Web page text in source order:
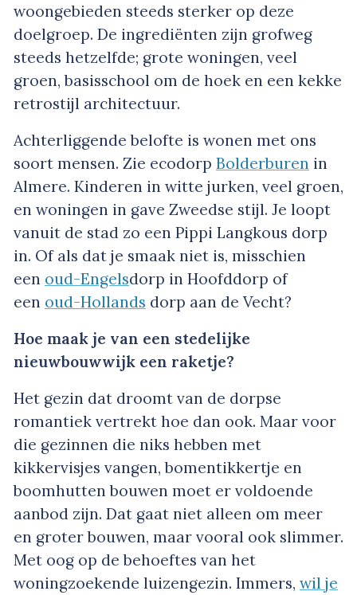
woongebieden steeds sterker op deze
doelgroep. De ingrediënten zijn grofweg
steeds hetzelfde; grote woningen, veel
groen, basisschool om de hoek en een kekke
retrostijl architectuur.
Achterliggende belofte is wonen met ons
soort mensen. Zie ecodorp Bolderburen in
Almere. Kinderen in witte jurken, veel groen,
en woningen in gave Zweedse stijl. Je loopt
vanuit de stad zo een Pippi Langkous dorp
in. Of als dat je smaak niet is, misschien
een oud-Engelsdorp in Hoofddorp of
een oud-Hollands dorp aan de Vecht?
Hoe maak je van een stedelijke
nieuwbouwwijk een raketje?
Het gezin dat droomt van de dorpse
romantiek vertrekt hoe dan ook. Maar voor
die gezinnen die niks hebben met
kikkervisjes vangen, bomentikkertje en
boomhutten bouwen moet er voldoende
aanbod zijn. Dat gaat niet alleen om meer
en groter bouwen, maar vooral ook slimmer.
Met oog op de behoeftes van het
woningzoekende luizengezin. Immers, wil je